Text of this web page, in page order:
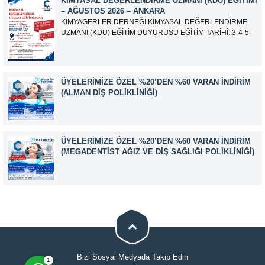
iletisim@kimyager.orgBAŞVURU İRTİBAT...
– AĞUSTOS 2026 – ANKARA
KİMYAGERLER DERNEĞİ KİMYASAL DEĞERLENDİRME
UZMANI (KDU) EĞİTİM DUYURUSU EĞİTİM TARİHİ: 3-4-5-
İRTİBAT NUMARASI:0530 500 68...
ÜYELERIMIZE ÖZEL %20’DEN %60 VARAN İNDIRIM
(ALMAN DIŞ POLIKLINIĞI)
ÜYELERIMIZE ÖZEL %20’DEN %60 VARAN İNDIRIM
(MEGADENTIST AĞIZ VE DIŞ SAĞLIĞI POLIKLINIĞI)
Bizi Sosyal Medyada Takip Edin
Müşteri Temsilcisi
Cevap Yaz
1